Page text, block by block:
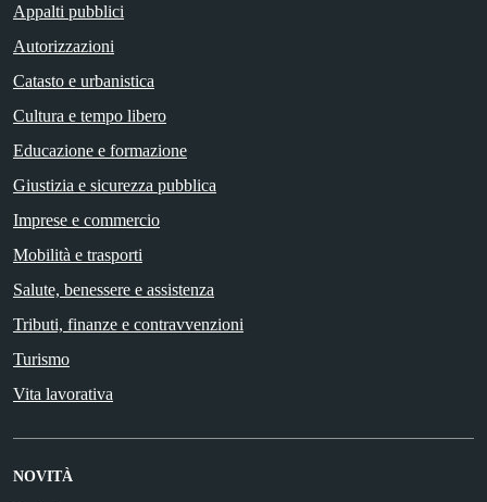
Appalti pubblici
Autorizzazioni
Catasto e urbanistica
Cultura e tempo libero
Educazione e formazione
Giustizia e sicurezza pubblica
Imprese e commercio
Mobilità e trasporti
Salute, benessere e assistenza
Tributi, finanze e contravvenzioni
Turismo
Vita lavorativa
NOVITÀ